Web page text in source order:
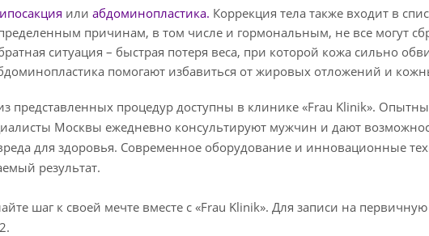
или абдоминопластика. Коррекция тела также входит в
причинам, в том числе и гормональным, не все могут
ситуация – быстрая потеря веса, при которой кожа сильно
помогают избавиться от жировых отложений и
представленных процедур доступны в клинике «Frau Klinik».
Москвы ежедневно консультируют мужчин и дают
для здоровья. Современное оборудование и инновационные
результат.
шаг к своей мечте вместе с «Frau Klinik». Для записи на